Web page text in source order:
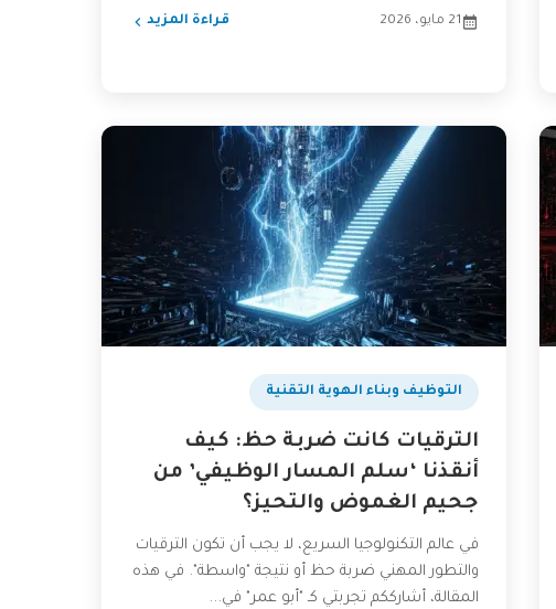
21 مايو، 2026 قراءة المزيد
التوظيف وبناء الهوية التقنية
الترقيات كانت ضربة حظ: كيف
أنقذنا ‘سلم المسار الوظيفي’ من
جحيم الغموض والتحيز؟
في عالم التكنولوجيا السريع، لا يجب أن تكون الترقيات
والتطور المهني ضربة حظ أو نتيجة "واسطة". في هذه
المقالة، أشارككم تجربتي كـ "أبو عمر" في...